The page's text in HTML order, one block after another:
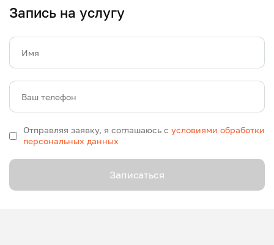
Запись на услугу
Имя
Ваш телефон
Отправляя заявку, я соглашаюсь с условиями обработки
персональных данных
Записаться